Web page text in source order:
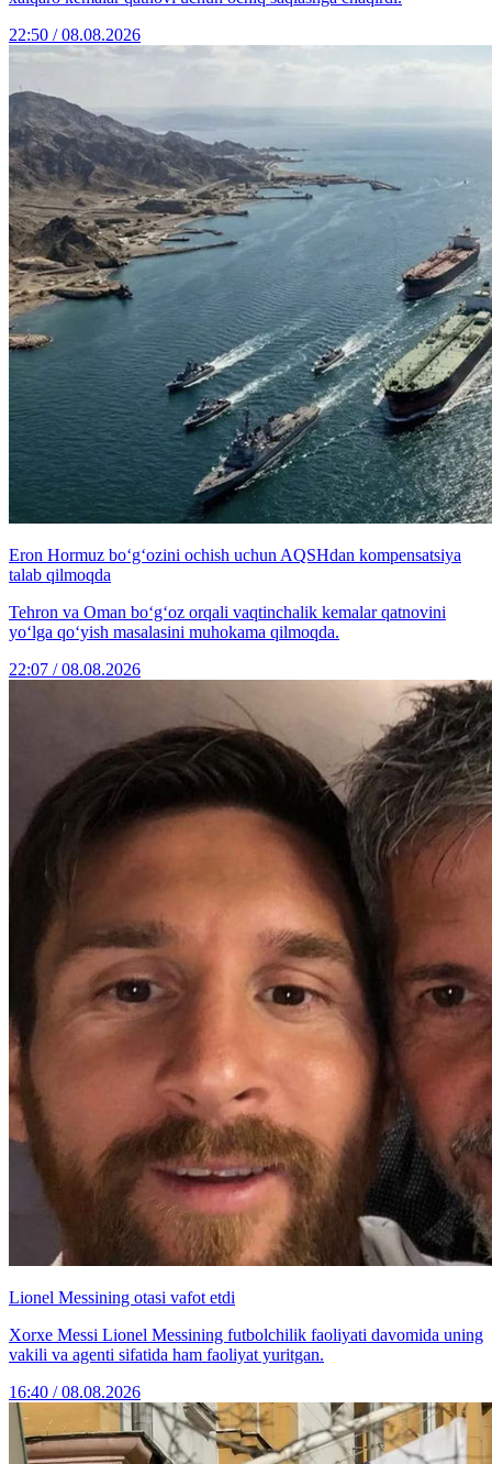
22:50 / 08.08.2026
Eron Hormuz bo‘g‘ozini ochish uchun AQSHdan kompensatsiya
talab qilmoqda
Tehron va Oman bo‘g‘oz orqali vaqtinchalik kemalar qatnovini
yo‘lga qo‘yish masalasini muhokama qilmoqda.
22:07 / 08.08.2026
Lionel Messining otasi vafot etdi
Xorxe Messi Lionel Messining futbolchilik faoliyati davomida uning
vakili va agenti sifatida ham faoliyat yuritgan.
16:40 / 08.08.2026